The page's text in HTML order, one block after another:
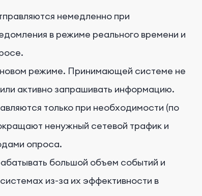
немедленно при
в режиме реального времени и
режиме. Принимающей системе не
активно запрашивать информацию.
только при необходимости (по
ненужный сетевой трафик и
опроса.
большой объем событий и
из-за их эффективности в